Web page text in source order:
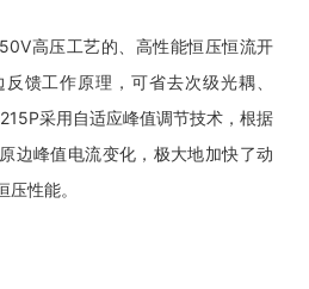
高压工艺的、高性能恒压恒流开
馈工作原理，可省去次级光耦、
采用自适应峰值调节技术，根据
边峰值电流变化，极大地加快了动
性能。